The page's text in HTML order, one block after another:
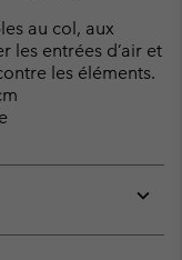
au col, aux
les entrées d’air et
les éléments.
or